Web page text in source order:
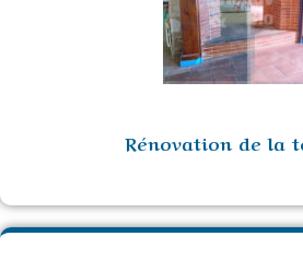
Rénovation de la